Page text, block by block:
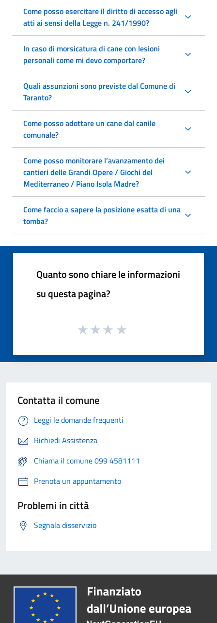
Come posso esercitare il diritto di accesso agli
atti ai sensi della Legge n. 241/1990?
In caso di morsicatura di cane con lesioni
personali come mi devo comportare?
Quali assunzioni sono previste dal Comune di
Taranto?
Come posso adottare un cane dal canile
comunale?
Come posso monitorare l’avanzamento dei
cantieri delle Grandi Opere / Giochi del
Mediterraneo / Piano Isola Madre?
Come faccio a sapere la posizione esatta di una
tomba?
Quanto sono chiare le informazioni
su questa pagina?
Contatta il comune
Leggi le domande frequenti
Richiedi Assistenza
Chiama il comune 099 4581111
Prenota un appuntamento
Problemi in città
Segnala disservizio